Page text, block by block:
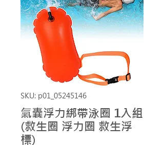
SKU: p01_05245146
氣囊浮力綁帶泳圈 1入組
(救生圈 浮力圈 救生浮
標)